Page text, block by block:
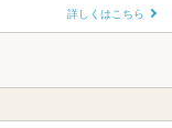
詳しくはこちら